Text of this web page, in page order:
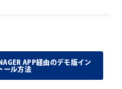
APP経由のデモ版イン
ール方法